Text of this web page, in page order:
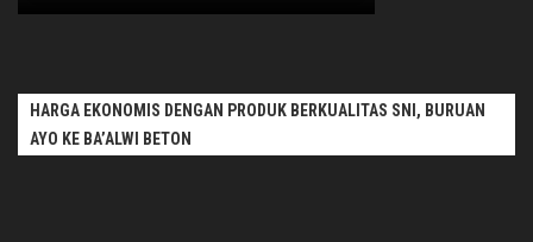
HARGA EKONOMIS DENGAN PRODUK BERKUALITAS SNI, BURUAN
AYO KE BA’ALWI BETON